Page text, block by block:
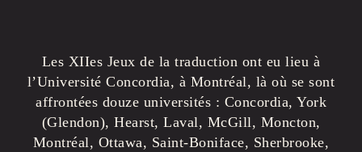
Les XIIes Jeux de la traduction ont eu lieu à
l’Université Concordia, à Montréal, là où se sont
affrontées douze universités : Concordia, York
(Glendon), Hearst, Laval, McGill, Moncton,
Montréal, Ottawa, Saint-Boniface, Sherbrooke,